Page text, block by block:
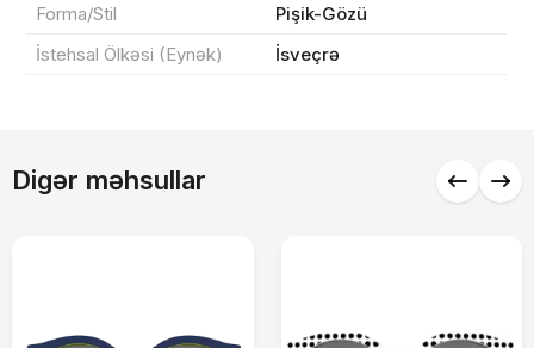
Forma/Stil
Pişik-Gözü
İstehsal Ölkəsi (Eynək)
İsveçrə
Digər məhsullar